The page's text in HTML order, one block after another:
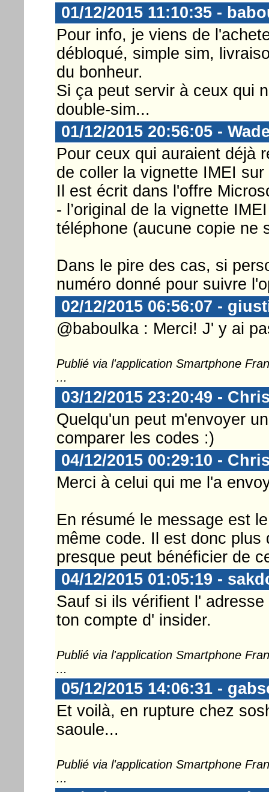
01/12/2015 11:10:35 -
Pour info, je viens de
débloqué, simple sim,
du bonheur.
Si ça peut servir à ceux qui
double-sim...
01/12/2015 20:56:05 -
Pour ceux qui auraient déjà
de coller la vignette IMEI
Il est écrit dans l'offre
- l’original de la vignette
téléphone (aucune copie ne
Dans le pire des cas, si
numéro donné pour suivre
02/12/2015 06:56:07 -
@baboulka : Merci! J' y ai
Publié via l'application Smartphone
...
03/12/2015 23:20:49 -
Quelqu'un peut m'envoyer
comparer les codes :)
04/12/2015 00:29:10 -
Merci à celui qui me l'a
En résumé le message est
même code. Il est donc plus
presque peut bénéficier de
04/12/2015 01:05:19 -
Sauf si ils vérifient l'
ton compte d' insider.
Publié via l'application Smartphone
...
05/12/2015 14:06:31 -
Et voilà, en rupture chez
saoule...
Publié via l'application Smartphone
...